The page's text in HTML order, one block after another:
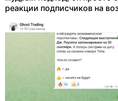
реакции подписчиков на